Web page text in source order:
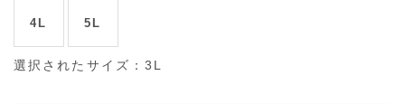
4L 5L
選択されたサイズ：3L